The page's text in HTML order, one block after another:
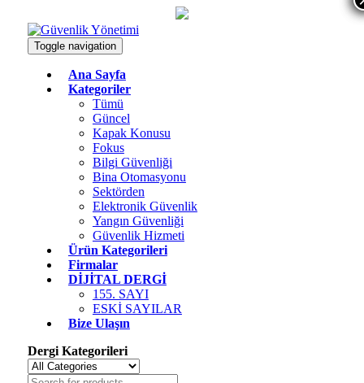
Toggle navigation
Ana Sayfa
Kategoriler
Tümü
Güncel
Kapak Konusu
Fokus
Bilgi Güvenliği
Bina Otomasyonu
Sektörden
Elektronik Güvenlik
Yangın Güvenliği
Güvenlik Hizmeti
Ürün Kategorileri
Firmalar
DİJİTAL DERGİ
155. SAYI
ESKİ SAYILAR
Bize Ulaşın
Dergi Kategorileri